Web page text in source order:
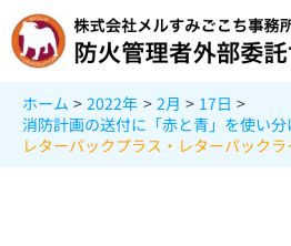
容
を
ホーム 2022年 2月
17日
消防計画の送付に「赤と青」を使い分
レターパックプラス・レターパックラ